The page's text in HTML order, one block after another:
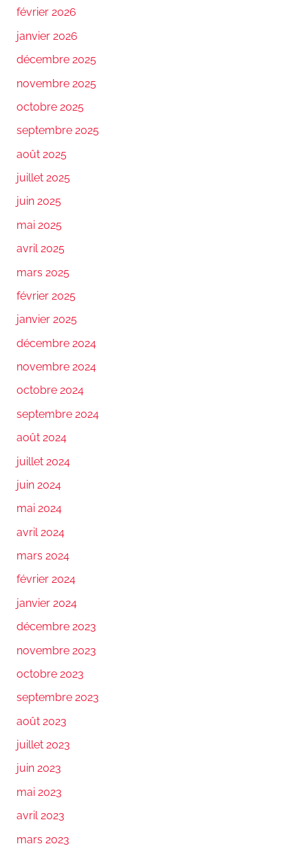
février 2026
janvier 2026
décembre 2025
novembre 2025
octobre 2025
septembre 2025
août 2025
juillet 2025
juin 2025
mai 2025
avril 2025
mars 2025
février 2025
janvier 2025
décembre 2024
novembre 2024
octobre 2024
septembre 2024
août 2024
juillet 2024
juin 2024
mai 2024
avril 2024
mars 2024
février 2024
janvier 2024
décembre 2023
novembre 2023
octobre 2023
septembre 2023
août 2023
juillet 2023
juin 2023
mai 2023
avril 2023
mars 2023